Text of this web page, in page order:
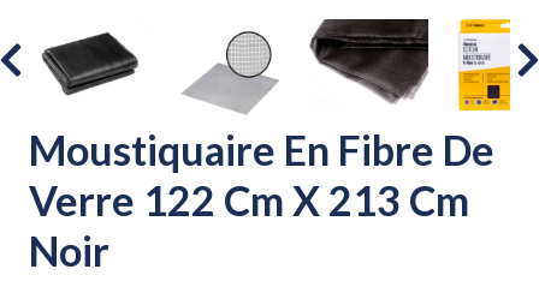
Moustiquaire En Fibre De
Verre 122 Cm X 213 Cm
Noir